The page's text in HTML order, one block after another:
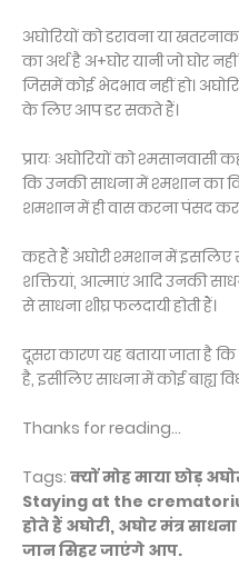
अघोरियों को डरावना या
का अर्थ है अ+घोर यानी जो घोर
जिसमें कोई भेदभाव नहीं हो।
के लिए आप डर सकते हैं।
प्रायः अघोरियों को श्मसानवासी
कि उनकी साधना में श्मशान का
शमशान में ही वास करना पंसद
कहते हैं अघोरी श्मशान में
शक्तियां, आत्माएं आदि उनकी
से साधना शीघ्र फलदायी होती हैं।
दूसरा कारण यह बताया जाता है
है, इसीलिए साधना में कोई बाह्य
Thanks for reading...
Tags: क्यों मोह माया छोड़
Staying at the
होते हैं अघोरी, अघोर मंत्र
जान सिहर जाएंगे आप.